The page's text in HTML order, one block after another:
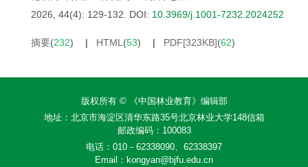
2026, 44(4): 129-132.
DOI: 10.3969/j.1001-7232.2024252
摘要(232) HTML (53) PDF[323KB](62)
版权所有 © 《中国林业教育》编辑部
地址：北京市海淀区清华东路35号北京林业大学148信箱
邮政编码：100083
电话：010－62338090、62338397
Email： kongyan@bjfu.edu.cn